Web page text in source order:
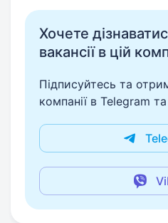
Хочете
вакансії в цій
Підписуйтесь та
компанії в Telegram